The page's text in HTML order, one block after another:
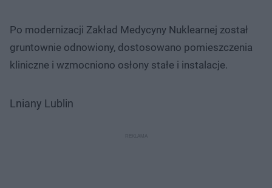
Po modernizacji Zakład Medycyny Nuklearnej został
gruntownie odnowiony, dostosowano pomieszczenia
kliniczne i wzmocniono osłony stałe i instalacje.
Lniany Lublin